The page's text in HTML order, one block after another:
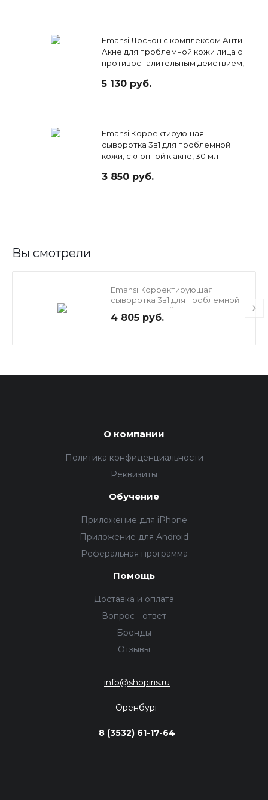
Emansi Лосьон с комплексом Анти-
Акне для проблемной кожи лица с
противоспалительным действием,
5 130 руб.
Emansi Корректирующая
сыворотка 3в1 для проблемной
кожи, склонной к акне, 30 мл
3 850 руб.
Вы смотрели
Emansi Корректирующая
сыворотка 3в1 для проблемной
кожи, склонной к акне, 100 мл
4 805 руб.
О компании
Политика конфиденциальности
Реквизиты
Обучение
Приложение для iPhone
Приложение для Android
Реферальная программа
Помощь
Доставка и оплата
Вопрос - ответ
Бренды
Отзывы
info@shopiris.ru
Оренбург
8 (3532) 61-17-64